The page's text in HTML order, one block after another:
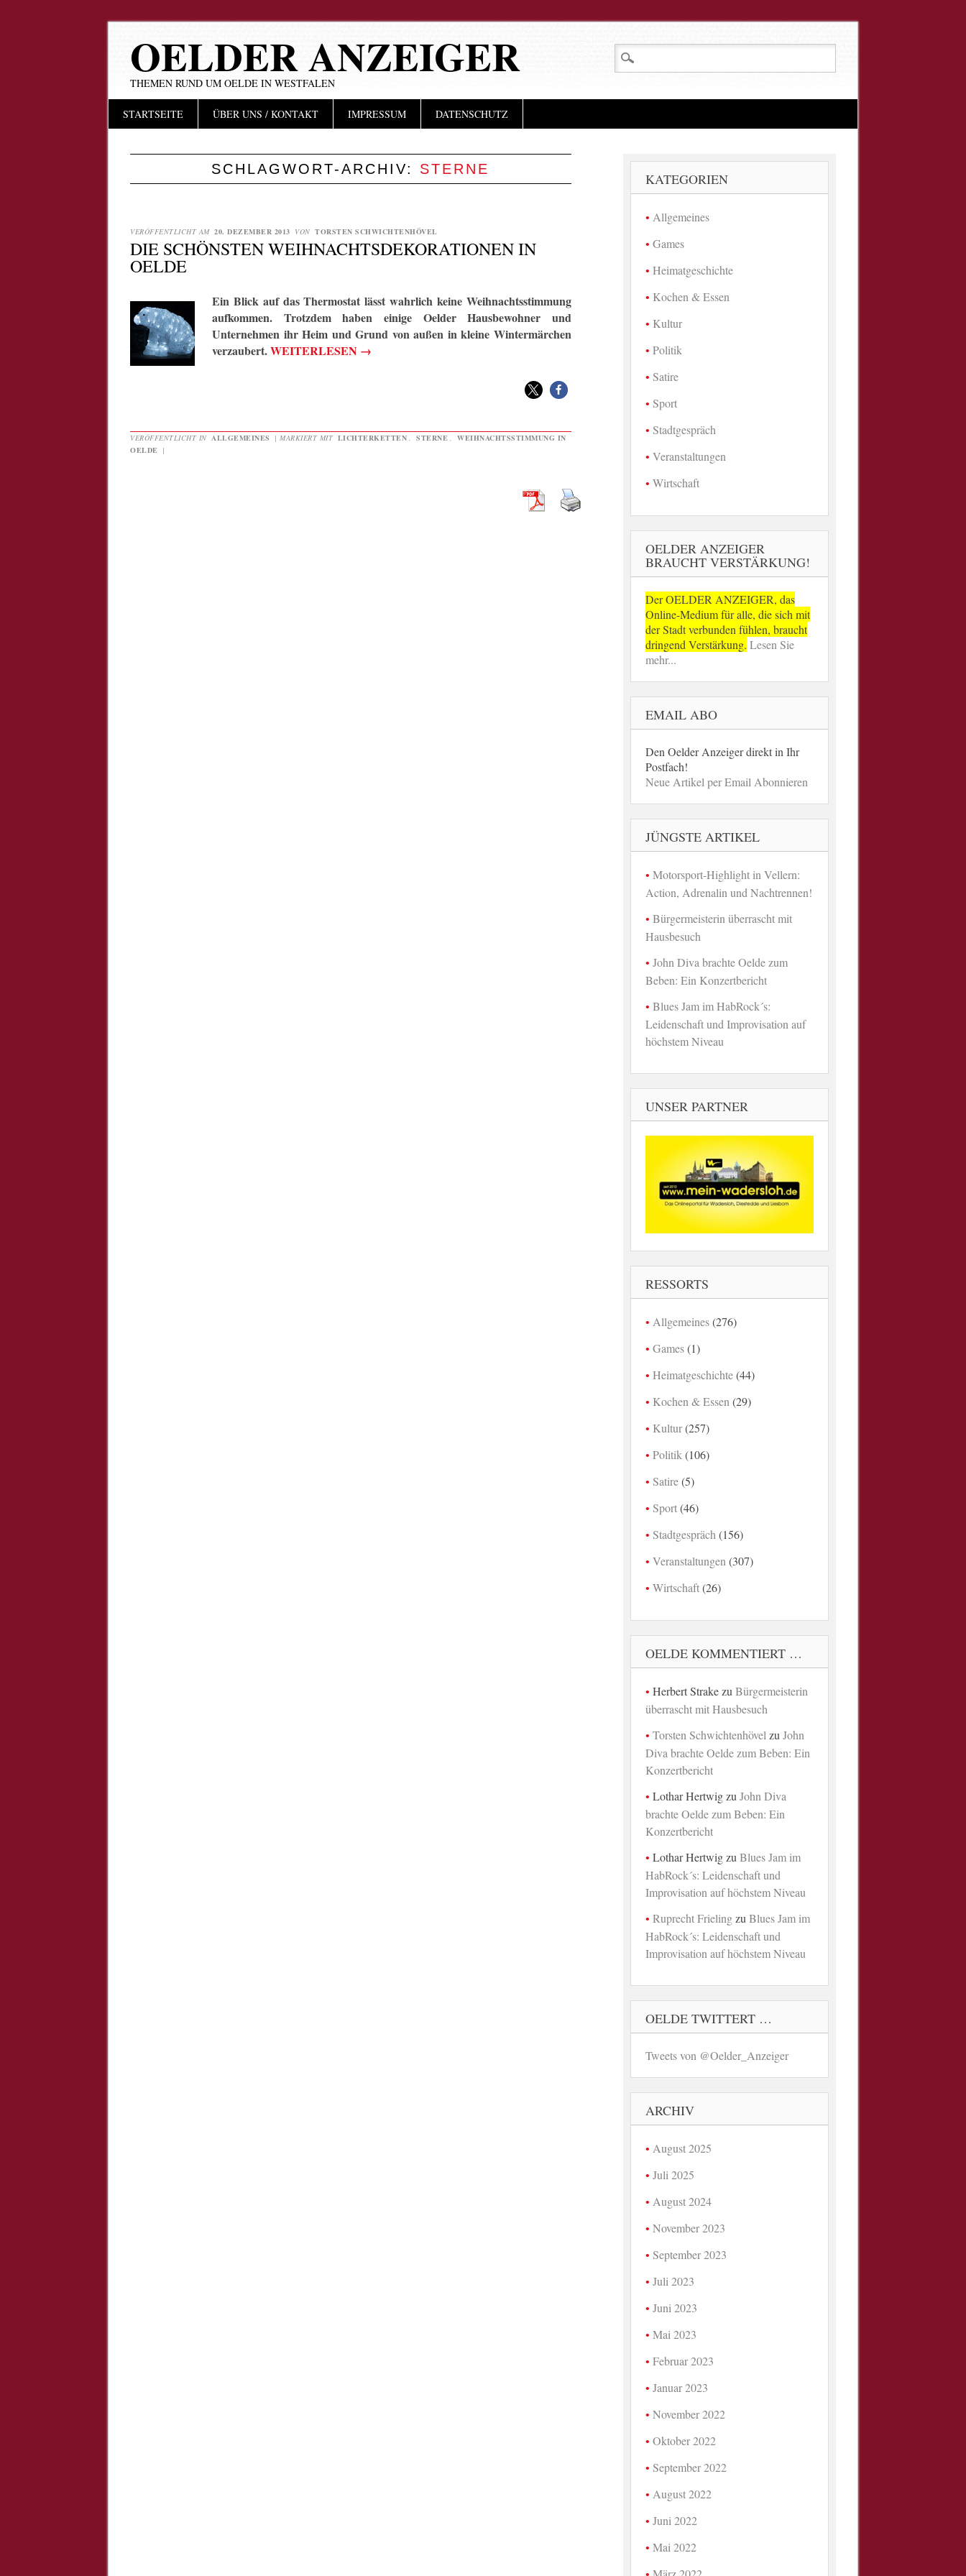
OELDER ANZEIGER
THEMEN RUND UM OELDE IN WESTFALEN
Hauptmenü
InhaltSTARTSEITE ÜBER UNS / KONTAKT IMPRESSUM DATENSCHUTZ
SCHLAGWORT-ARCHIV: STERNE
VERÖFFENTLICHT AM 20. DEZEMBER 2013 VON TORSTEN SCHWICHTENHÖVEL
DIE SCHÖNSTEN WEIHNACHTSDEKORATIONEN IN
OELDE
Ein Blick auf das Thermostat lässt wahrlich keine Weihnachtsstimmung
aufkommen. Trotzdem haben einige Oelder Hausbewohner und
Unternehmen ihr Heim und Grund von außen in kleine Wintermärchen
verzaubert.WEITERLESEN →
VERÖFFENTLICHT IN ALLGEMEINES | MARKIERT MIT LICHTERKETTEN STERNE
WEIHNACHTSSTIMMUNG IN
OELDE |
KATEGORIEN
Allgemeines
Games
Heimatgeschichte
Kochen & Essen
Kultur
Politik
Satire
Sport
Stadtgespräch
Veranstaltungen
Wirtschaft
OELDER ANZEIGER
BRAUCHT VERSTÄRKUNG!
Der OELDER ANZEIGER, das
Online-Medium für alle, die sich mit
der Stadt verbunden fühlen, braucht
dringend Verstärkung. Lesen Sie
mehr...
EMAIL ABO
Den Oelder Anzeiger direkt in Ihr
Postfach!
Neue Artikel per Email Abonnieren
JÜNGSTE ARTIKEL
Motorsport-Highlight in Vellern:
Action, Adrenalin und Nachtrennen!
Bürgermeisterin überrascht mit
Hausbesuch
John Diva brachte Oelde zum
Beben: Ein Konzertbericht
Blues Jam im HabRock´s:
Leidenschaft und Improvisation auf
höchstem Niveau
UNSER PARTNER
RESSORTS
Allgemeines(276)
Games(1)
Heimatgeschichte(44)
Kochen & Essen (29)
Kultur(257)
Politik (106)
Satire(5)
Sport(46)
Stadtgespräch (156)
Veranstaltungen (307)
Wirtschaft(26)
OELDE KOMMENTIERT …
Herbert Strakezu Bürgermeisterin
überrascht mit Hausbesuch
Torsten Schwichtenhövel zu John
Diva brachte Oelde zum Beben: Ein
Konzertbericht
Lothar Hertwigzu John Diva
brachte Oelde zum Beben: Ein
Konzertbericht
Lothar Hertwigzu Blues Jam im
HabRock´s: Leidenschaft und
Improvisation auf höchstem Niveau
Ruprecht Frielingzu Blues Jam im
HabRock´s: Leidenschaft und
Improvisation auf höchstem Niveau
OELDE TWITTERT …
Tweets von @Oelder_Anzeiger
ARCHIV
August 2025
Juli 2025
August 2024
November 2023
September 2023
Juli 2023
Juni 2023
Mai 2023
Februar 2023
Januar 2023
November 2022
Oktober 2022
September 2022
August 2022
Juni 2022
Mai 2022